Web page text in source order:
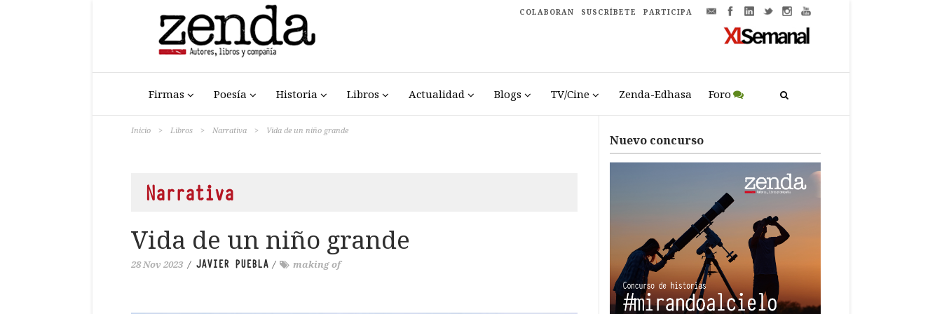
COLABORAN SUSCRÍBETE PARTICIPA
Firmas Poesía Historia Libros Actualidad Blogs TV/Cine Zenda-Edhasa Foro
Inicio > Libros > Narrativa > Vida de un niño grande
Narrativa
Vida de un niño grande
28 Nov 2023 / JAVIER PUEBLA / making of
Nuevo concurso